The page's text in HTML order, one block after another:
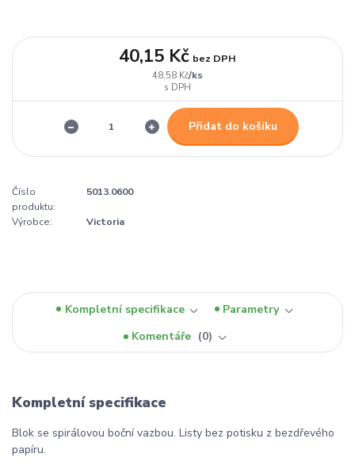
48,58 Kč/ks
40,15 Kč bez DPH
Přidat do košíku
Číslo
produktu:
5013.0600
Výrobce: Victoria
Kompletní specifikace
Parametry
Komentáře
0
Kompletní specifikace
Blok se spirálovou boční vazbou. Listy bez potisku z bezdřevého
papíru.